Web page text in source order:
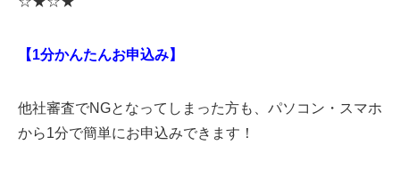
【1分かんたんお申込み】
他社審査でNGとなってしまった方も、パソコン・スマホ
から1分で簡単にお申込みできます！